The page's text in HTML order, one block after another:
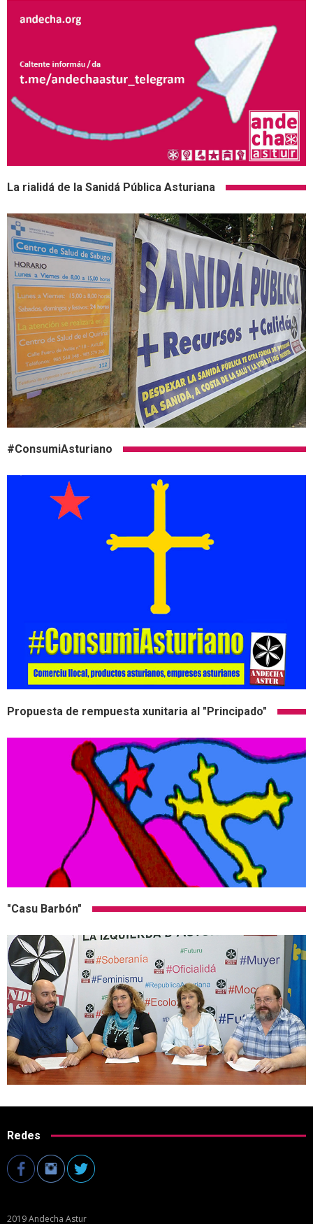
La rialidá de la Sanidá Pública Asturiana
#ConsumiAsturiano
Propuesta de rempuesta xunitaria al "Principado"
"Casu Barbón"
Redes
2019 Andecha Astur